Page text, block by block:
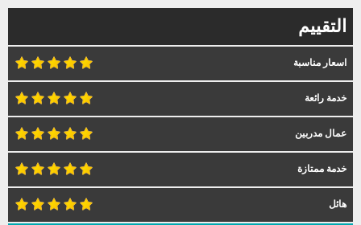
التقييم
اسعار مناسبة
خدمة رائعة
عمال مدربين
خدمة ممتازة
هائل